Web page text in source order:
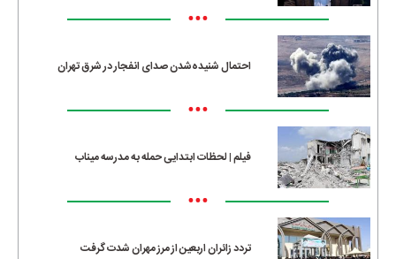
•••
احتمال شنیده‌شدن صدای انفجار در شرق تهران
•••
فیلم | لحظات ابتدایی حمله به مدرسه میناب
•••
تردد زائران اربعین از مرز مهران شدت گرفت